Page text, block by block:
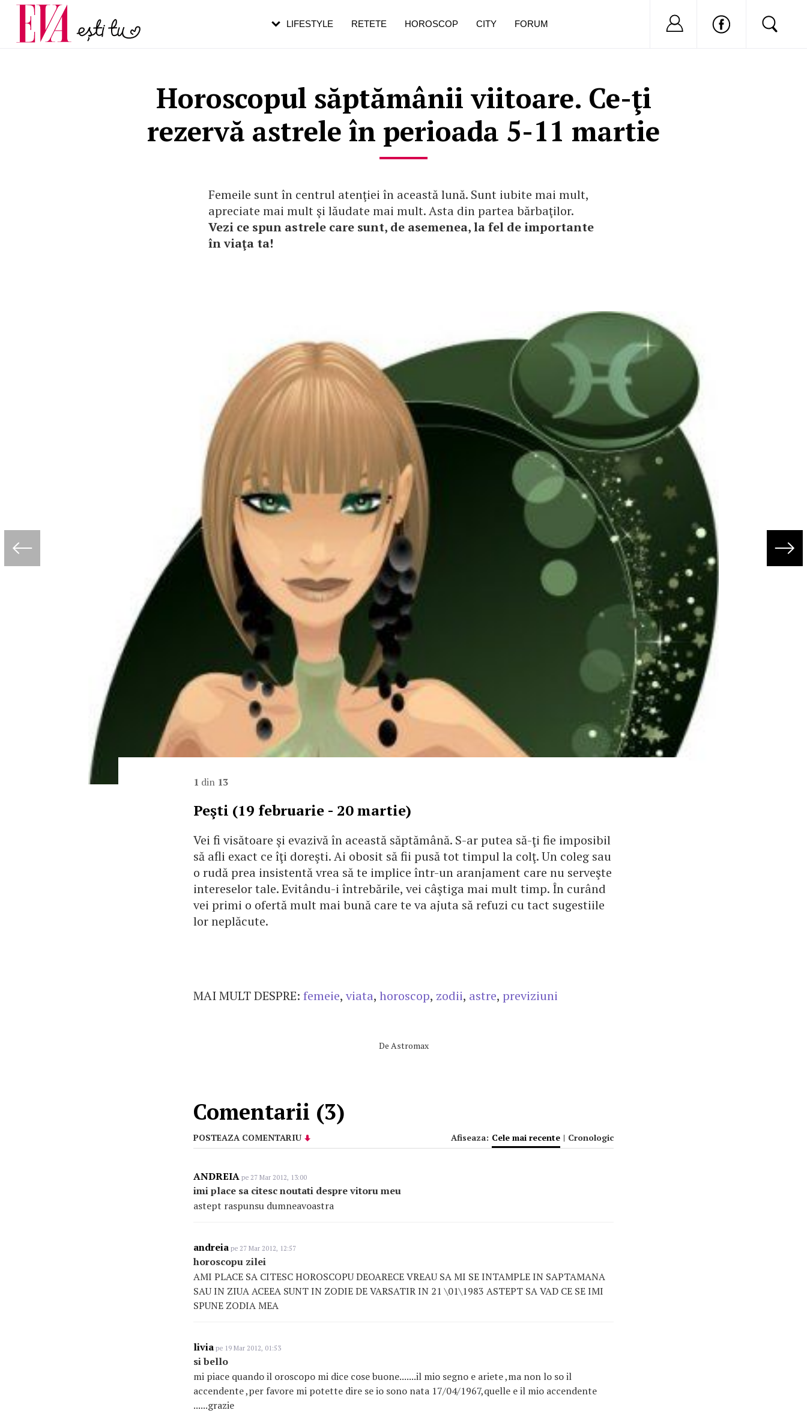
Horoscopul săptămânii viitoare. Ce-ţi
rezervă astrele în perioada 5-11 martie
Femeile sunt în centrul atenţiei în această lună. Sunt iubite mai mult,
apreciate mai mult şi lăudate mai mult. Asta din partea bărbaţilor.
Vezi ce spun astrele care sunt, de asemenea, la fel de importante
în viaţa ta!
1 din 13
Peşti (19 februarie - 20 martie)
Vei fi visătoare şi evazivă în această săptămână. S-ar putea să-ţi fie imposibil
să afli exact ce îţi doreşti. Ai obosit să fii pusă tot timpul la colţ. Un coleg sau
o rudă prea insistentă vrea să te implice într-un aranjament care nu serveşte
intereselor tale. Evitându-i întrebările, vei câştiga mai mult timp. În curând
vei primi o ofertă mult mai bună care te va ajuta să refuzi cu tact sugestiile
lor neplăcute.
MAI MULT DESPRE: femeie, viata, horoscop, zodii, astre, previziuni
De Astromax
Comentarii (3)
POSTEAZA COMENTARIU Afiseaza: Cele mai recente | Cronologic
ANDREIA pe 27 Mar 2012, 13:00
imi place sa citesc noutati despre vitoru meu
astept raspunsu dumneavoastra
andreia pe 27 Mar 2012, 12:57
horoscopu zilei
AMI PLACE SA CITESC HOROSCOPU DEOARECE VREAU SA MI SE INTAMPLE IN SAPTAMANA
SAU IN ZIUA ACEEA SUNT IN ZODIE DE VARSATIR IN 21 \01\1983 ASTEPT SA VAD CE SE IMI
SPUNE ZODIA MEA
livia pe 19 Mar 2012, 01:53
si bello
mi piace quando il oroscopo mi dice cose buone.......il mio segno e ariete ,ma non lo so il
accendente ,per favore mi potette dire se io sono nata 17/04/1967,quelle e il mio accendente
......grazie
LIFESTYLE RETETE HOROSCOP CITY FORUM Nu ai cont?
Carieră
Actualitate
pe măsură ce înaintezi în vârstă
de dureroasă este investigația